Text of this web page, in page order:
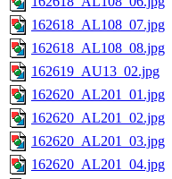
162618_AL108_07.jpg
162618_AL108_08.jpg
162619_AU13_02.jpg
162620_AL201_01.jpg
162620_AL201_02.jpg
162620_AL201_03.jpg
162620_AL201_04.jpg